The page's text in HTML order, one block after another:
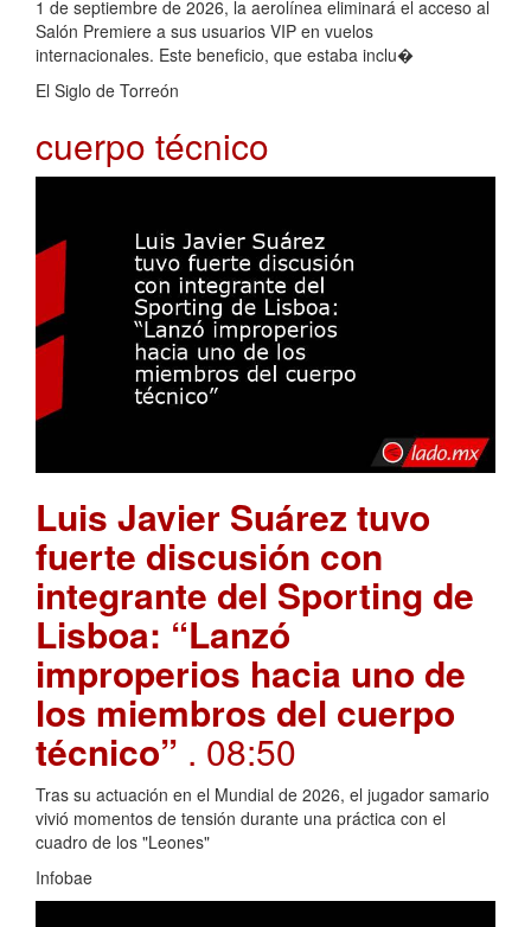
1 de septiembre de 2026, la aerolínea eliminará el acceso al
Salón Premiere a sus usuarios VIP en vuelos
internacionales. Este beneficio, que estaba inclu�
El Siglo de Torreón
cuerpo técnico
Luis Javier Suárez tuvo
fuerte discusión con
integrante del Sporting de
Lisboa: “Lanzó
improperios hacia uno de
los miembros del cuerpo
técnico” . 08:50
Tras su actuación en el Mundial de 2026, el jugador samario
vivió momentos de tensión durante una práctica con el
cuadro de los "Leones"
Infobae